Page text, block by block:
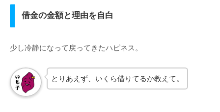
借金の金額と理由を自白
少し冷静になって戻ってきたハピネス。
とりあえず、いくら借りてるか教えて。